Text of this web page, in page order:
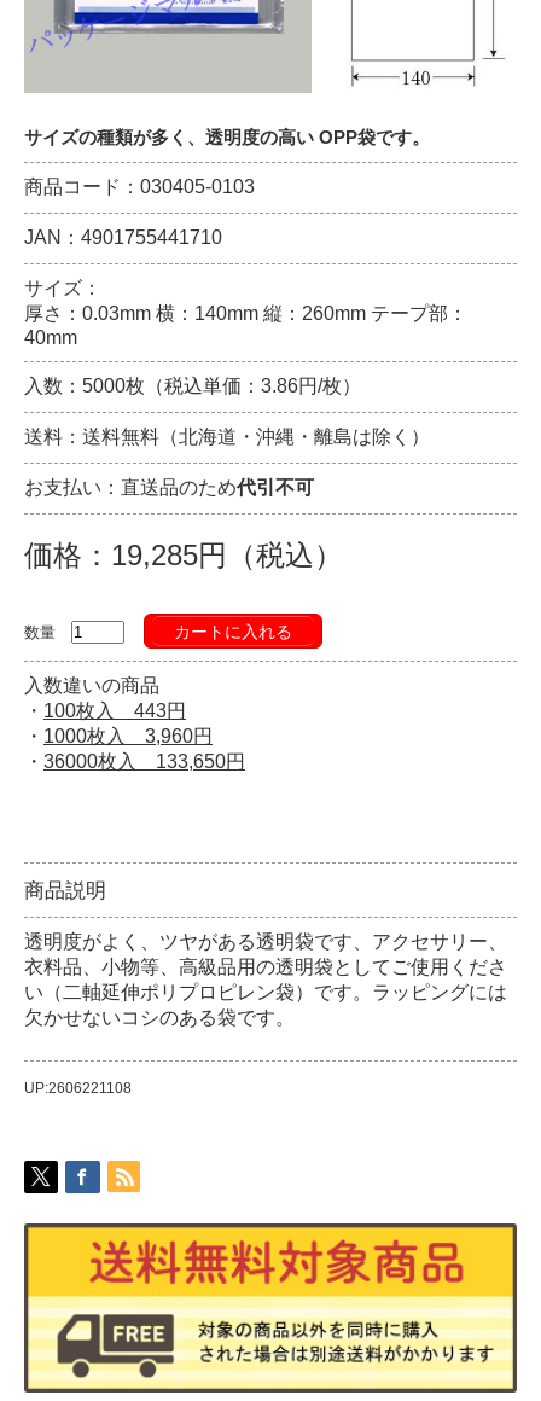
サイズの種類が多く、透明度の高い OPP袋です。
商品コード：030405-0103
JAN：4901755441710
サイズ：
厚さ：0.03mm 横：140mm 縦：260mm テープ部：
40mm
入数：5000枚（税込単価：3.86円/枚）
送料：送料無料（北海道・沖縄・離島は除く）
お支払い：直送品のため代引不可
価格：19,285円（税込）
数量 カートに入れる
入数違いの商品
・ 100枚入 443円
・ 1000枚入 3,960円
・ 36000枚入 133,650円
商品説明
透明度がよく、ツヤがある透明袋です、アクセサリー、
衣料品、小物等、高級品用の透明袋としてご使用くださ
い（二軸延伸ポリプロピレン袋）です。ラッピングには
欠かせないコシのある袋です。
UP:2606221108